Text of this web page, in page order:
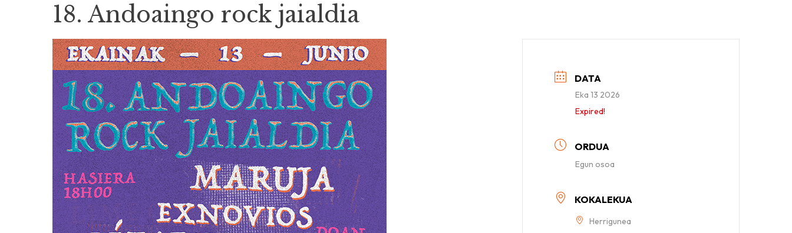
18. Andoaingo rock jaialdia
DATA
Eka 13 2026
Expired!
ORDUA
Egun osoa
KOKALEKUA
Herrigunea